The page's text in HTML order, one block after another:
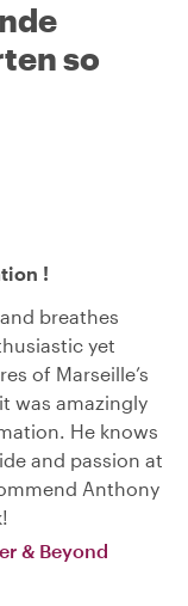
so
!
breathes
yet
of Marseille’s
was amazingly
He knows
and passion at
Anthony
& Beyond